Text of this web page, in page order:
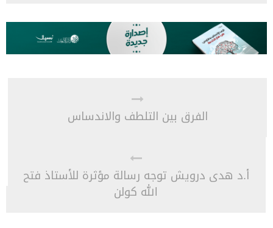
الفرق بين التلطف والاندساس
أ.د هدى درويش توجه رسالة مؤثرة للأستاذ فتح
الله كولن